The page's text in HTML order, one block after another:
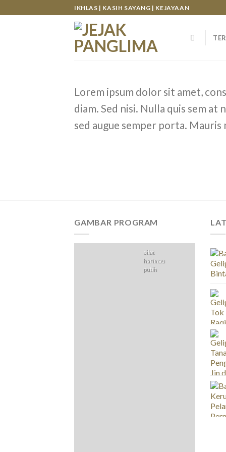
to
IKHLAS | KASIH SAYANG | KEJAYAAN
Lorem ipsum dolor sit amet,
diam. Sed nisi. Nulla quis sem
sed augue semper porta. Mauris
GAMBAR PROGRAM
silat
harimau
putih